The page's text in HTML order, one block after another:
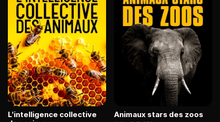
L'intelligence collective
Animaux stars des zoos